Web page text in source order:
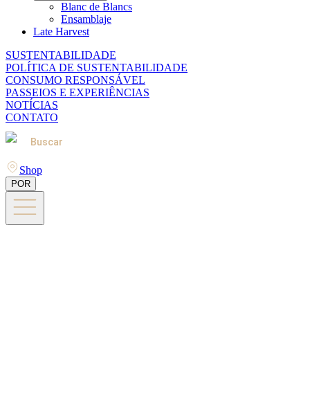
Blanc de Blancs
Ensamblaje
Late Harvest
SUSTENTABILIDADE
POLÍTICA DE SUSTENTABILIDADE
CONSUMO RESPONSÁVEL
PASSEIOS E EXPERIÊNCIAS
NOTÍCIAS
CONTATO
Buscar
Shop
POR